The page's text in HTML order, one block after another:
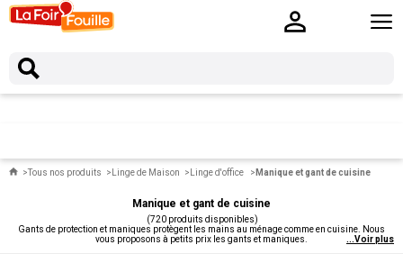
Tous nos produits Linge de Maison Linge d'office Manique et gant de cuisine
Manique et gant de cuisine
(720 produits disponibles)
Gants de protection et maniques protègent les mains au ménage comme en cuisine. Nous
vous proposons à petits prix les gants et maniques.
...Voir plus